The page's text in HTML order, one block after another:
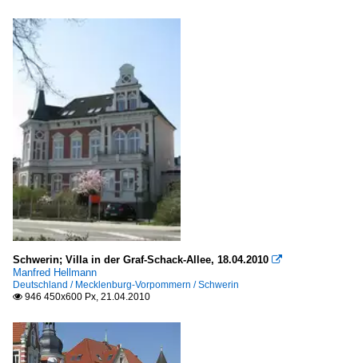
Schwerin; Villa in der Graf-Schack-Allee, 18.04.2010 
Manfred Hellmann
Deutschland / Mecklenburg-Vorpommern / Schwerin
 946 450x600 Px, 21.04.2010